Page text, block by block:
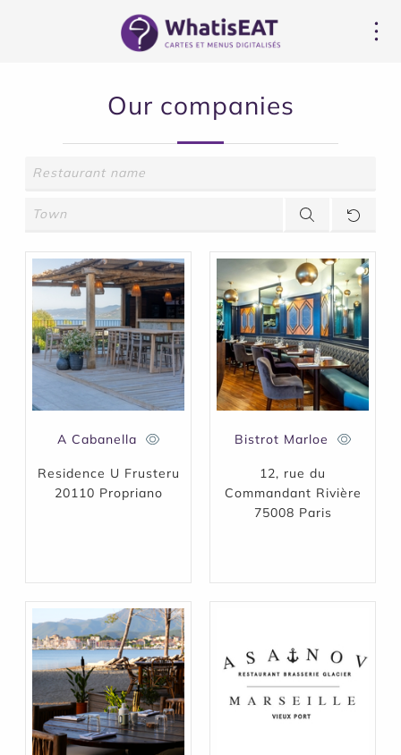
Our companies
A Cabanella
Residence U Frusteru
20110 Propriano
Bistrot Marloe
12, rue du
Commandant Rivière
75008 Paris